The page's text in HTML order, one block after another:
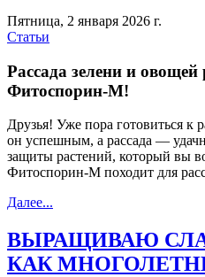
Пятница, 2 января 2026 г.
Статьи
Рассада зелени и овощей
Фитоспорин-М!
Друзья! Уже пора готовиться к
он успешным, а рассада —
защиты растений, который вы
Фитоспорин-М походит для
Далее...
ВЫРАЩИВАЮ
КАК